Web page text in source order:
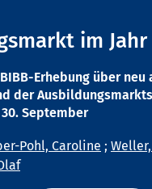
im Jahr
Erhebung über neu
der
September
Pohl, Caroline ;